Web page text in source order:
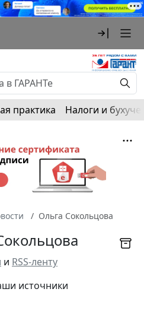
практика Налоги и
Ольга Сокольцова
и RSS-ленту
источники